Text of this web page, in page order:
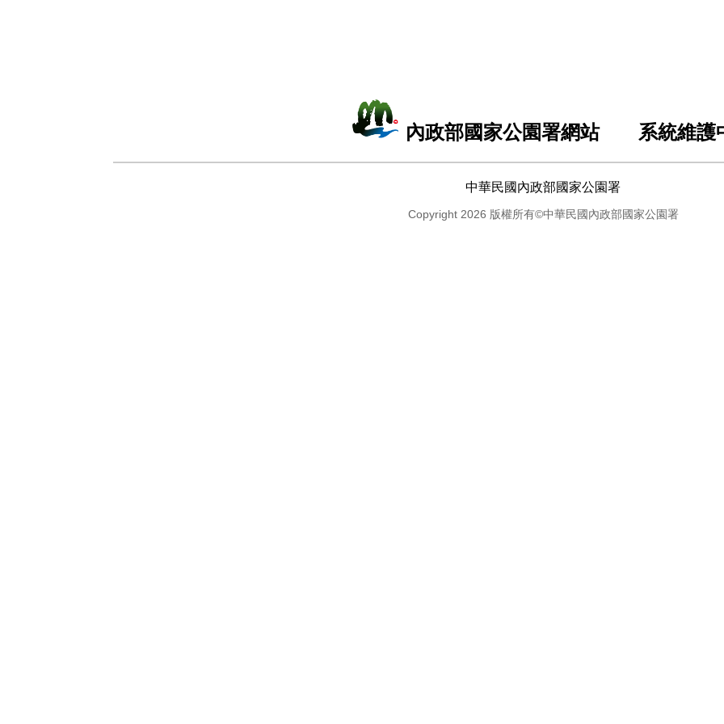
內政部國家公園署網站 系統維護
中華民國內政部國家公園署
Copyright 2026 版權所有©中華民國內政部國家公園署